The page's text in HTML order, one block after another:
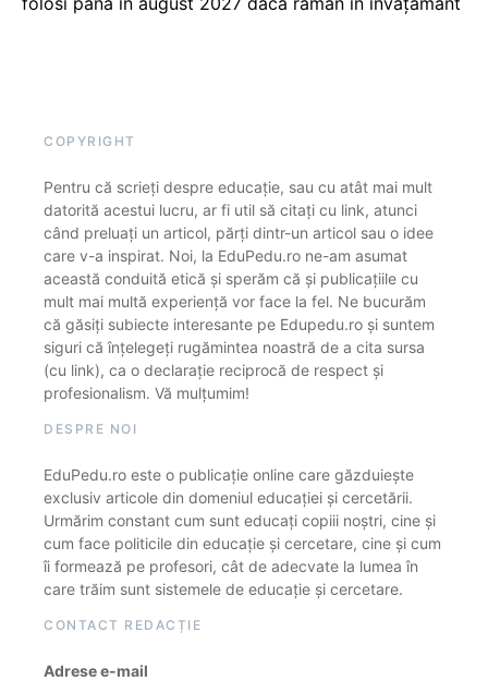
COPYRIGHT
Pentru că scrieți despre educație, sau cu atât mai mult
datorită acestui lucru, ar fi util să citați cu link, atunci
când preluați un articol, părți dintr-un articol sau o idee
care v-a inspirat. Noi, la EduPedu.ro ne-am asumat
această conduită etică și sperăm că și publicațiile cu
mult mai multă experiență vor face la fel. Ne bucurăm
că găsiți subiecte interesante pe Edupedu.ro și suntem
siguri că înțelegeți rugămintea noastră de a cita sursa
(cu link), ca o declarație reciprocă de respect și
profesionalism. Vă mulțumim!
DESPRE NOI
EduPedu.ro este o publicație online care găzduiește
exclusiv articole din domeniul educației și cercetării.
Urmărim constant cum sunt educați copiii noștri, cine și
cum face politicile din educație și cercetare, cine și cum
îi formează pe profesori, cât de adecvate la lumea în
care trăim sunt sistemele de educație și cercetare.
CONTACT REDACȚIE
Adrese e-mail